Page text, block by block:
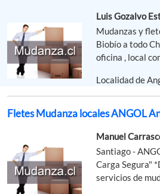
Luis Gozalvo
Mudanzas y
Biobío a todo
oficina , local
Localidad de
Fletes Mudanza locales ANGOL
Manuel
Santiago -
Carga Segura"
servicios de